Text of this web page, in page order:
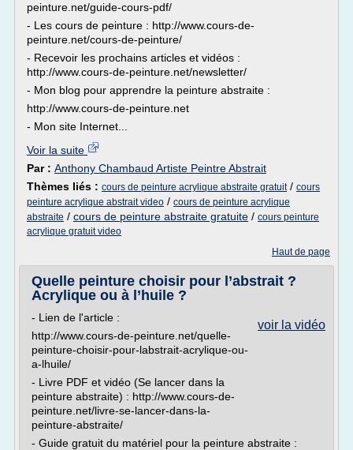
peinture.net/guide-cours-pdf/
- Les cours de peinture : http://www.cours-de-
peinture.net/cours-de-peinture/
- Recevoir les prochains articles et vidéos :
http://www.cours-de-peinture.net/newsletter/
- Mon blog pour apprendre la peinture abstraite :
http://www.cours-de-peinture.net
- Mon site Internet...
Voir la suite
Par : Anthony Chambaud Artiste Peintre Abstrait
Thèmes liés : cours de peinture acrylique abstraite gratuit/ cours
peinture acrylique abstrait video / cours de peinture acrylique
abstraite / cours de peinture abstraite gratuite / cours peinture
acrylique gratuit video
Haut de page
Quelle peinture choisir pour l’abstrait ?
Acrylique ou à l’huile ?
voir la vidéo
- Lien de l'article :
http://www.cours-de-peinture.net/quelle-
peinture-choisir-pour-labstrait-acrylique-ou-
a-lhuile/
- Livre PDF et vidéo (Se lancer dans la
peinture abstraite) : http://www.cours-de-
peinture.net/livre-se-lancer-dans-la-
peinture-abstraite/
- Guide gratuit du matériel pour la peinture abstraite :